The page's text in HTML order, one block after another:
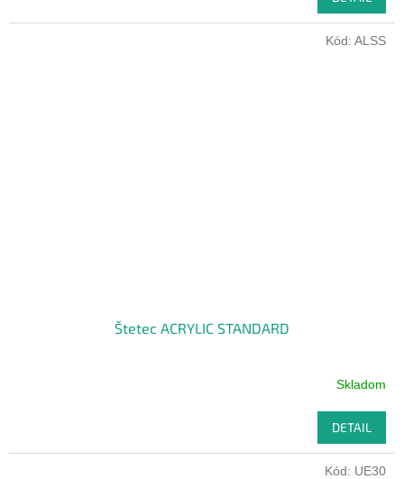
Štetec ACRYLIC STANDARD
Skladom
DETAIL
Kód: ALSS
Kód: UE30